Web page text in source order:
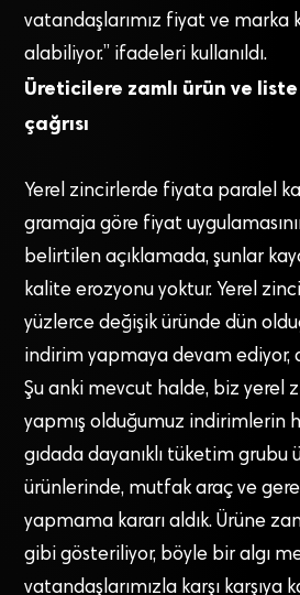
vatandaşlarımız fiyat ve marka
alabiliyor.” ifadeleri kullanıldı.
Üreticilere zamlı ürün ve
çağrısı
Yerel zincirlerde fiyata paralel
gramaja göre fiyat
belirtilen açıklamada, şunlar
kalite erozyonu yoktur. Yerel
yüzlerce değişik üründe dün
indirim yapmaya devam ediyor,
Şu anki mevcut halde, biz yerel
yapmış olduğumuz indirimlerin
gıdada dayanıklı tüketim
ürünlerinde, mutfak araç ve
yapmama kararı aldık. Ürüne
gibi gösteriliyor, böyle bir algı
vatandaşlarımızla karşı karşıya